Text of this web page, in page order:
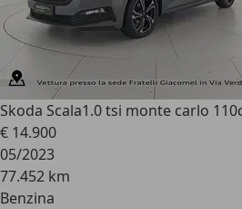
Skoda Scala1.0 tsi monte carlo
€ 14.900
05/2023
77.452 km
Benzina